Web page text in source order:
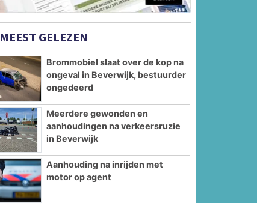
MEEST GELEZEN
Brommobiel slaat over de kop na
ongeval in Beverwijk, bestuurder
ongedeerd
Meerdere gewonden en
aanhoudingen na verkeersruzie
in Beverwijk
Aanhouding na inrijden met
motor op agent